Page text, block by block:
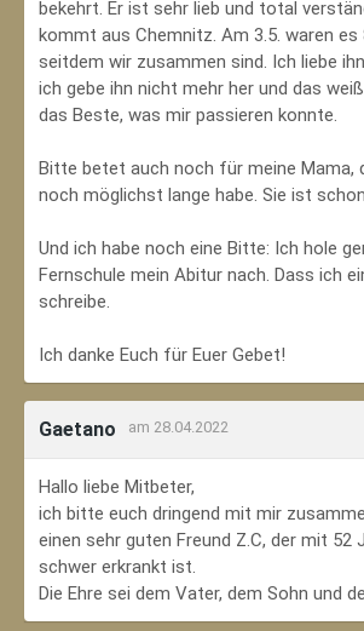
bekehrt. Er ist sehr lieb und total
kommt aus Chemnitz. Am 3.5. waren es
seitdem wir zusammen sind. Ich liebe
ich gebe ihn nicht mehr her und das
das Beste, was mir passieren konnte.
Bitte betet auch noch für meine Mama,
noch möglichst lange habe. Sie ist
Und ich habe noch eine Bitte: Ich hole
Fernschule mein Abitur nach. Dass ich
schreibe.
Ich danke Euch für Euer Gebet!
Gaetano am 28.04.2022
Hallo liebe Mitbeter,
ich bitte euch dringend mit mir
einen sehr guten Freund Z.C, der mit 52
schwer erkrankt ist.
Die Ehre sei dem Vater, dem Sohn und